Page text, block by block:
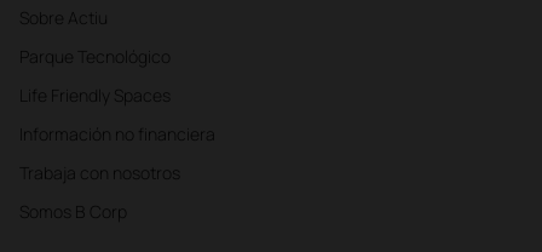
Sobre Actiu
Parque Tecnológico
Life Friendly Spaces
Información no financiera
Trabaja con nosotros
Somos B Corp